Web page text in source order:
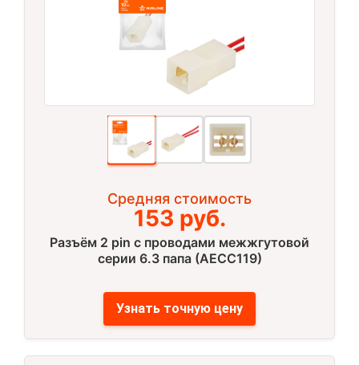
Средняя стоимость
153 руб.
Разъём 2 pin с проводами межжгутовой
серии 6.3 папа (AECC119)
Узнать точную цену